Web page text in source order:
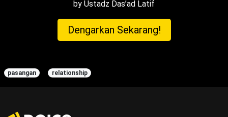
by Ustadz Das’ad Latif
Dengarkan Sekarang!
pasangan relationship